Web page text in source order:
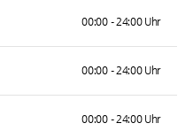
00:00 - 24:00 Uhr
00:00 - 24:00 Uhr
00:00 - 24:00 Uhr